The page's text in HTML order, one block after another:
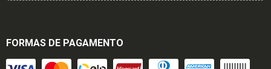
FORMAS DE PAGAMENTO